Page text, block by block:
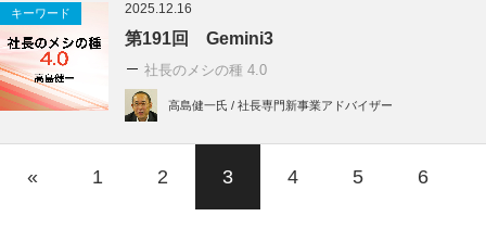
キーワード 2025.12.16
第191回 Gemini3
社長のメシの種 4.0
高島健一氏 / 社長専門新事業アドバイザー
« 1 2 3 4 5 6